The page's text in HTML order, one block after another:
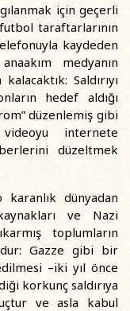
için geçerli
taraftarlarının
kaydeden
medyanın
Saldırıyı
hedef aldığı
düzenlemiş gibi
internete
düzeltmek
dünyadan
ve Nazi
toplumların
Gazze gibi bir
–iki yıl önce
korkunç saldırıya
ve asla kabul